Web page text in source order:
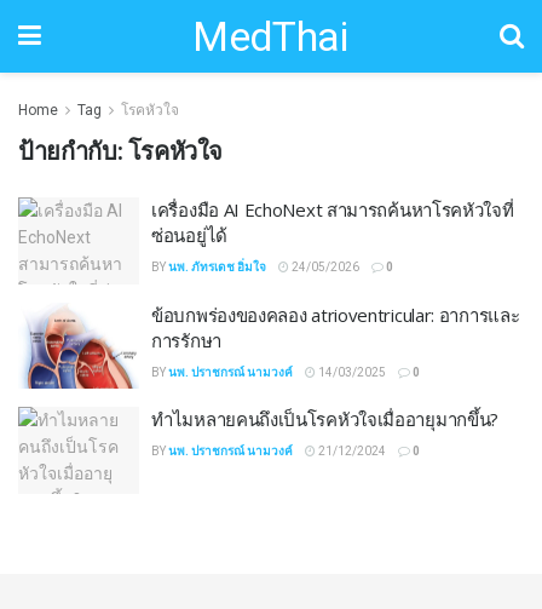
MedThai
Home Tag โรคหัวใจ
ป้ายกำกับ: โรคหัวใจ
เครื่องมือ AI EchoNext สามารถค้นหาโรคหัวใจที่
ซ่อนอยู่ได้
BYนพ. ภัทรเดช อิ่มใจ 24/05/2026 0
ข้อบกพร่องของคลอง atrioventricular: อาการและ
การรักษา
BYนพ. ปราชกรณ์ นามวงค์ 14/03/2025 0
ทำไมหลายคนถึงเป็นโรคหัวใจเมื่ออายุมากขึ้น?
BYนพ. ปราชกรณ์ นามวงค์ 21/12/2024 0